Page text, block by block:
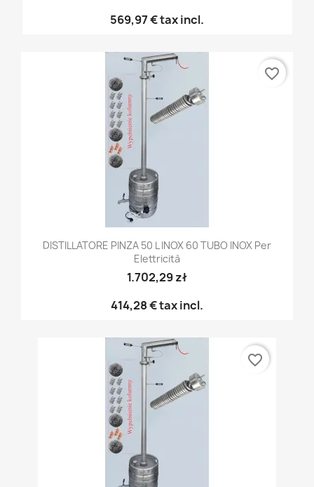
569,97 €tax incl.
DISTILLATORE PINZA 50 L INOX 60 TUBO INOX Per
Elettricità
1.702,29 zł
414,28 €tax incl.
favorite_border
favorite_border